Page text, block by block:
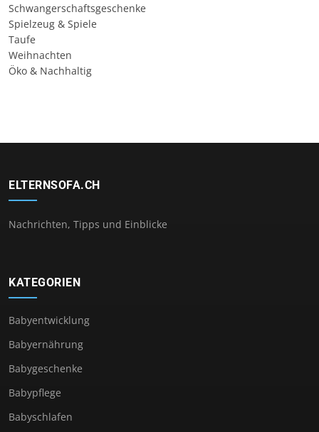
Schwangerschaftsgeschenke
Spielzeug & Spiele
Taufe
Weihnachten
Öko & Nachhaltig
ELTERNSOFA.CH
Nachrichten, Tipps und Einblicke
KATEGORIEN
Babyentwicklung
Babyernährung
Babygeschenke
Babypflege
Babyschlafen